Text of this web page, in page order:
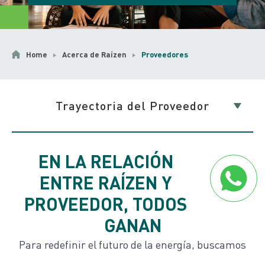
Home Acerca de Raízen Proveedores
Trayectoria del Proveedor
EN LA RELACIÓN
ENTRE RAÍZEN Y
PROVEEDOR, TODOS
GANAN
Para redefinir el futuro de la energía, buscamos